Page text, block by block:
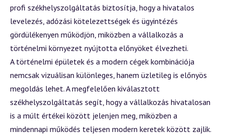
profi székhelyszolgáltatás biztosítja, hogy a hivatalos
levelezés, adózási kötelezettségek és ügyintézés
gördülékenyen működjön, miközben a vállalkozás a
történelmi környezet nyújtotta előnyöket élvezheti.
A történelmi épületek és a modern cégek kombinációja
nemcsak vizuálisan különleges, hanem üzletileg is előnyös
megoldás lehet. A megfelelően kiválasztott
székhelyszolgáltatás segít, hogy a vállalkozás hivatalosan
is a múlt értékei között jelenjen meg, miközben a
mindennapi működés teljesen modern keretek között zajlik.